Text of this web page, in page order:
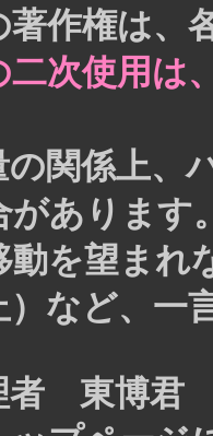
著作権は、
二次使用は
の関係上
があります
動を望ま
）など、一
者 東博君